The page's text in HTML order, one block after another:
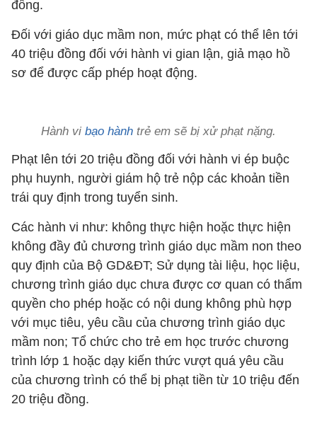
đồng.
Đối với giáo dục mầm non, mức phạt có thể lên tới
40 triệu đồng đối với hành vi gian lận, giả mạo hồ
sơ để được cấp phép hoạt động.
Hành vi bạo hành trẻ em sẽ bị xử phạt nặng.
Phạt lên tới 20 triệu đồng đối với hành vi ép buộc
phụ huynh, người giám hộ trẻ nộp các khoản tiền
trái quy định trong tuyển sinh.
Các hành vi như: không thực hiện hoặc thực hiện
không đầy đủ chương trình giáo dục mầm non theo
quy định của Bộ GD&ĐT; Sử dụng tài liệu, học liệu,
chương trình giáo dục chưa được cơ quan có thẩm
quyền cho phép hoặc có nội dung không phù hợp
với mục tiêu, yêu cầu của chương trình giáo dục
mầm non; Tổ chức cho trẻ em học trước chương
trình lớp 1 hoặc dạy kiến thức vượt quá yêu cầu
của chương trình có thể bị phạt tiền từ 10 triệu đến
20 triệu đồng.